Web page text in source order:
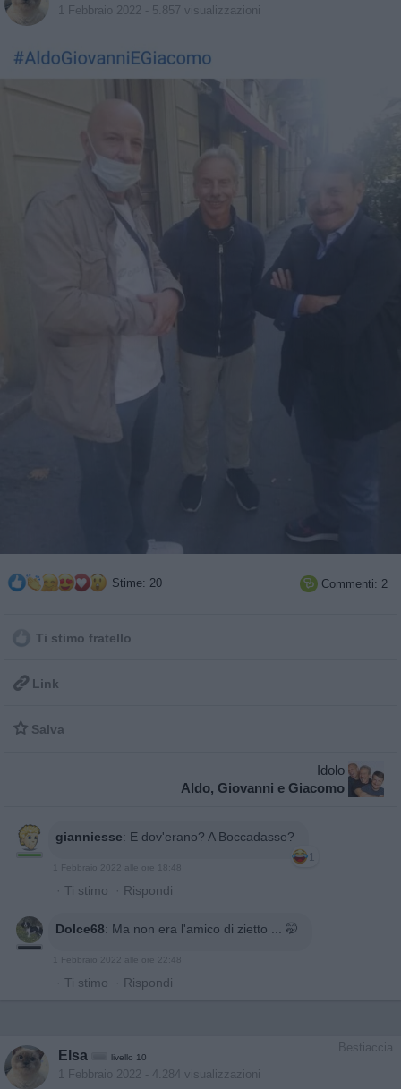
1 Febbraio 2022 - 5.857 visualizzazioni
Stime: 20  Commenti: 2
Ti stimo fratello
 Link
 Salva
Idolo
Aldo, Giovanni e Giacomo
gianniesse: E dov'erano? A Boccadasse?
1
1 Febbraio 2022 alle ore 18:48
· Ti stimo · Rispondi
Dolce68: Ma non era l'amico di zietto ... 🤭
1 Febbraio 2022 alle ore 22:48
· Ti stimo · Rispondi
Bestiaccia
Elsa livello 10
1 Febbraio 2022 - 4.284 visualizzazioni